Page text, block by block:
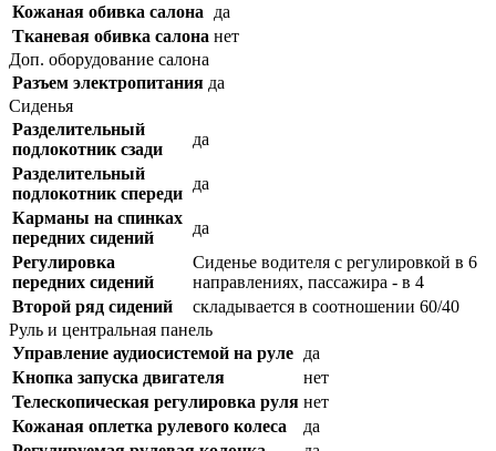
Кожаная обивка салона
да
Тканевая обивка салона нет
Доп. оборудование салона
Разъем электропитания да
Сиденья
Разделительный
подлокотник сзади
да
Разделительный
подлокотник спереди
да
Карманы на спинках
передних сидений
да
Регулировка
передних сидений
Сиденье водителя с регулировкой в 6
направлениях, пассажира - в 4
Второй ряд сидений
складывается в соотношении 60/40
Руль и центральная панель
Управление аудиосистемой на руле да
Кнопка запуска двигателя
нет
Телескопическая регулировка руля нет
Кожаная оплетка рулевого колеса
да